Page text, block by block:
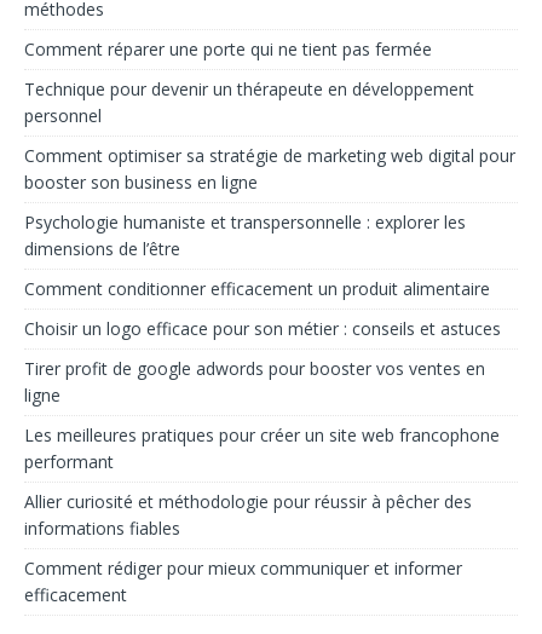
méthodes
Comment réparer une porte qui ne tient pas fermée
Technique pour devenir un thérapeute en développement
personnel
Comment optimiser sa stratégie de marketing web digital pour
booster son business en ligne
Psychologie humaniste et transpersonnelle : explorer les
dimensions de l’être
Comment conditionner efficacement un produit alimentaire
Choisir un logo efficace pour son métier : conseils et astuces
Tirer profit de google adwords pour booster vos ventes en
ligne
Les meilleures pratiques pour créer un site web francophone
performant
Allier curiosité et méthodologie pour réussir à pêcher des
informations fiables
Comment rédiger pour mieux communiquer et informer
efficacement